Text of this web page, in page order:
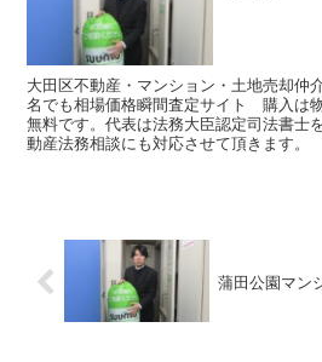
大田区不動産・マンション・土地売却
名でも相場価格瞬間査定サイト 購入は
無料です。代表は法務大臣認定司法書士
動産法務相談にも対応させて頂きます。
蒲田公園マン